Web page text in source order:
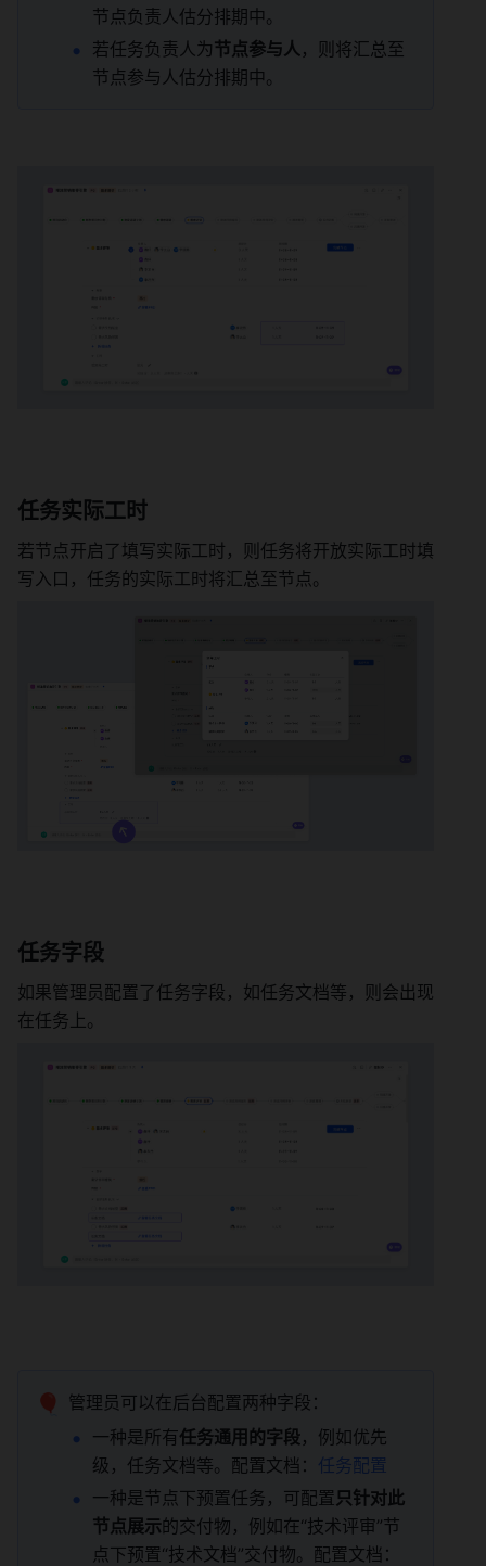
节点负责人估分排期中。
若任务负责人为节点参与人，则将汇总至
节点参与人估分排期中。
任务实际工时
若节点开启了填写实际工时，则任务将开放实际工时填
写入口，任务的实际工时将汇总至节点。
任务字段
如果管理员配置了任务字段，如任务文档等，则会出现
在任务上。
🎈
管理员可以在后台配置两种字段：
一种是所有任务通用的字段，例如优先
级，任务文档等。配置文档： 任务配置
一种是节点下预置任务，可配置 只针对此
节点展示的交付物，例如在“技术评审”节
点下预置“技术文档”交付物。配置文档：